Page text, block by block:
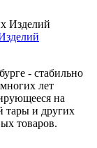
- стабильно
лет
на
тары и других
товаров.